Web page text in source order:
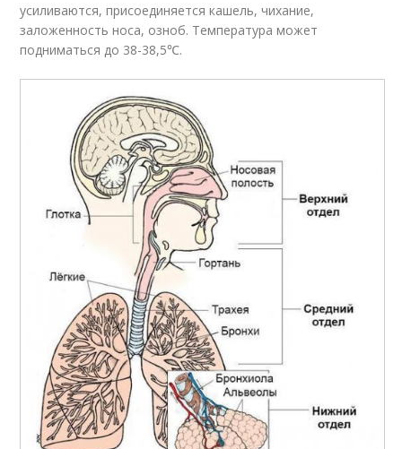
усиливаются, присоединяется кашель, чихание,
заложенность носа, озноб. Температура может
подниматься до 38-38,5℃.